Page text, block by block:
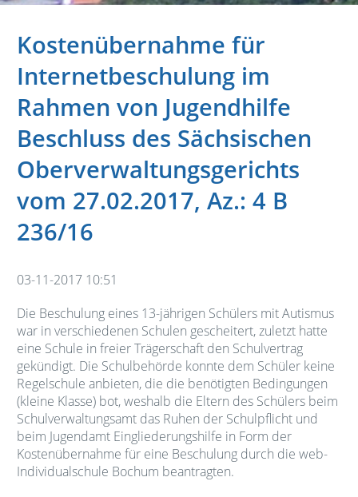
Kostenübernahme für
Internetbeschulung im
Rahmen von Jugendhilfe
Beschluss des Sächsischen
Oberverwaltungsgerichts
vom 27.02.2017, Az.: 4 B
236/16
03-11-2017 10:51
Die Beschulung eines 13-jährigen Schülers mit Autismus
war in verschiedenen Schulen gescheitert, zuletzt hatte
eine Schule in freier Trägerschaft den Schulvertrag
gekündigt. Die Schulbehörde konnte dem Schüler keine
Regelschule anbieten, die die benötigten Bedingungen
(kleine Klasse) bot, weshalb die Eltern des Schülers beim
Schulverwaltungsamt das Ruhen der Schulpflicht und
beim Jugendamt Eingliederungshilfe in Form der
Kostenübernahme für eine Beschulung durch die web-
Individualschule Bochum beantragten.